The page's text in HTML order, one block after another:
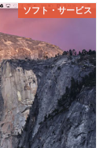
ソフト・サービス